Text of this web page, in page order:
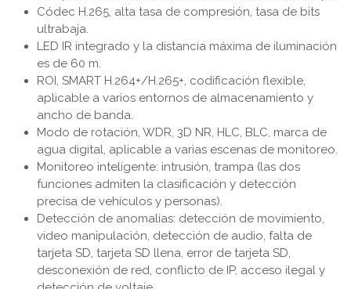
Códec H.265, alta tasa de compresión, tasa de bits
ultrabaja.
LED IR integrado y la distancia máxima de iluminación
es de 60 m.
ROI, SMART H.264+/H.265+, codificación flexible,
aplicable a varios entornos de almacenamiento y
ancho de banda.
Modo de rotación, WDR, 3D NR, HLC, BLC, marca de
agua digital, aplicable a varias escenas de monitoreo.
Monitoreo inteligente: intrusión, trampa (las dos
funciones admiten la clasificación y detección
precisa de vehículos y personas).
Detección de anomalías: detección de movimiento,
video manipulación, detección de audio, falta de
tarjeta SD, tarjeta SD llena, error de tarjeta SD,
desconexión de red, conflicto de IP, acceso ilegal y